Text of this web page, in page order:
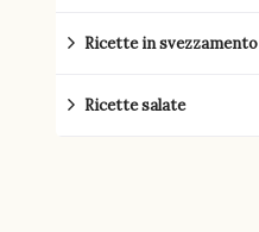
Ricette in svezzamento
Ricette salate